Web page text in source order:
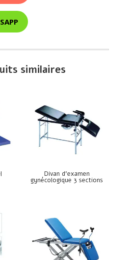
similaires
Divan d’examen
gynécologique 3 sections